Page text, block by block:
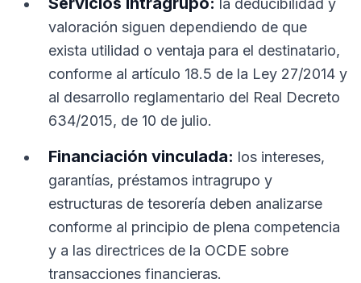
la deducibilidad y
valoración siguen dependiendo de que
exista utilidad o ventaja para el destinatario,
conforme al artículo 18.5 de la Ley 27/2014 y
al desarrollo reglamentario del Real Decreto
634/2015, de 10 de julio.
Financiación vinculada: los intereses,
garantías, préstamos intragrupo y
estructuras de tesorería deben analizarse
conforme al principio de plena competencia
y a las directrices de la OCDE sobre
transacciones financieras.